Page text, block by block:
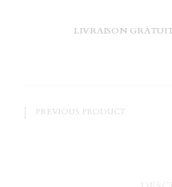
LIVRAISON
PREVIOUS PRODUCT